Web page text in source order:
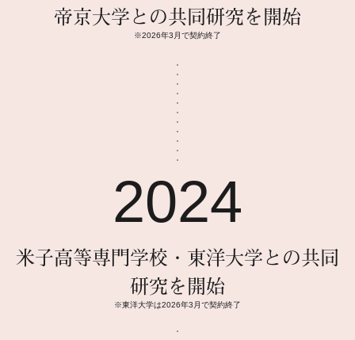
帝京大学との共同研究を開始
※2026年3月で契約終了
2024
米子高等専門学校・東洋大学との共同
研究を開始
※東洋大学は2026年3月で契約終了